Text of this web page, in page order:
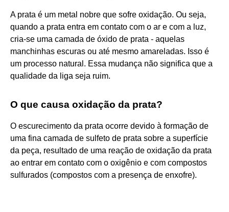
A prata é um metal nobre que sofre oxidação. Ou seja,
quando a prata entra em contato com o ar e com a luz,
cria-se uma camada de óxido de prata - aquelas
manchinhas escuras ou até mesmo amareladas. Isso é
um processo natural. Essa mudança não significa que a
qualidade da liga seja ruim.
O que causa oxidação da prata?
O escurecimento da prata ocorre devido à formação de
uma fina camada de sulfeto de prata sobre a superfície
da peça, resultado de uma reação de oxidação da prata
ao entrar em contato com o oxigênio e com compostos
sulfurados (compostos com a presença de enxofre).